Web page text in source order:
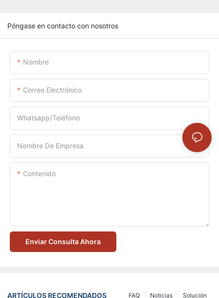
Póngase en contacto con nosotros
Nombre
Correo Electrónico
Whatsapp/Teléfono
Nombre De Empresa
Contenido
Enviar Consulta Ahora
ARTÍCULOS RECOMENDADOS Solución
Noticias
FAQ